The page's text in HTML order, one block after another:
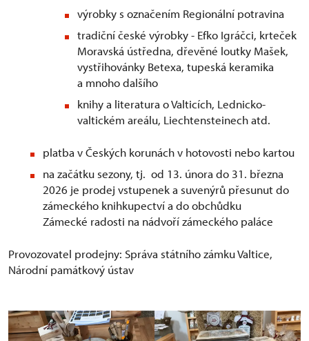
výrobky s označením Regionální potravina
tradiční české výrobky - Efko Igráčci, krteček
Moravská ústředna, dřevěné loutky Mašek,
vystřihovánky Betexa, tupeská keramika
a mnoho dalšího
knihy a literatura o Valticích, Lednicko-
valtickém areálu, Liechtensteinech atd.
platba v Českých korunách v hotovosti nebo kartou
na začátku sezony, tj. od 13. února do 31. března
2026 je prodej vstupenek a suvenýrů přesunut do
zámeckého knihkupectví a do obchůdku
Zámecké radosti na nádvoří zámeckého paláce
Provozovatel prodejny: Správa státního zámku Valtice,
Národní památkový ústav